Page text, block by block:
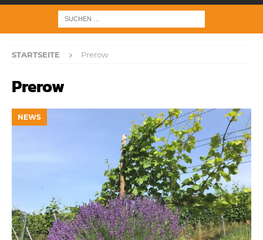
STARTSEITE Prerow
Prerow
NEWS